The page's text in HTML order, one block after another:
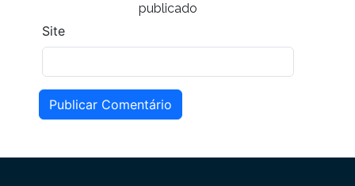
publicado
Site
Publicar Comentário